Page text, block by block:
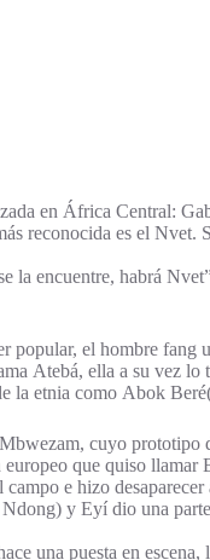
en África Central:
reconocida es el
la encuentre, habrá
el hombre
Atebá, ella a su vez lo
la etnia como Abok
cuyo
que quiso
e hizo
y Eyí dio una
una puesta en